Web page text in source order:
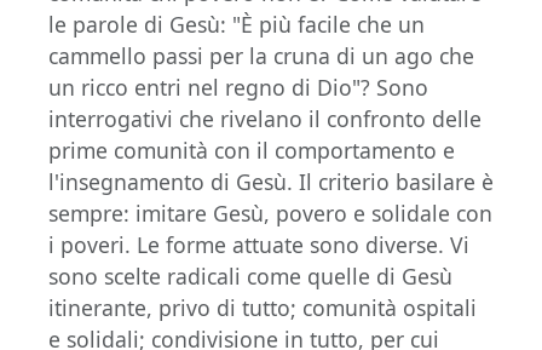
le parole di Gesù: "È più facile che un
cammello passi per la cruna di un ago che
un ricco entri nel regno di Dio"? Sono
interrogativi che rivelano il confronto delle
prime comunità con il comportamento e
l'insegnamento di Gesù. Il criterio basilare è
sempre: imitare Gesù, povero e solidale con
i poveri. Le forme attuate sono diverse. Vi
sono scelte radicali come quelle di Gesù
itinerante, privo di tutto; comunità ospitali
e solidali; condivisione in tutto, per cui